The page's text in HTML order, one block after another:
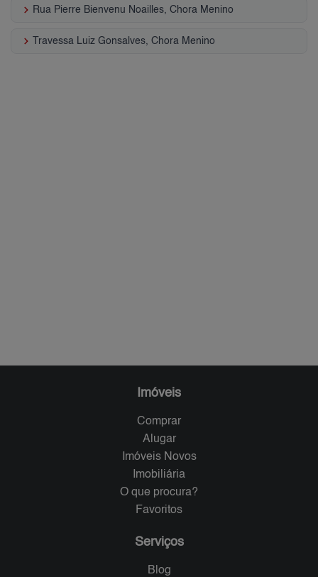
keyboard_arrow_right Rua Pierre Bienvenu Noailles, Chora Menino
keyboard_arrow_right Travessa Luiz Gonsalves, Chora Menino
Imóveis
Comprar
Alugar
Imóveis Novos
Imobiliária
O que procura?
Favoritos
Serviços
Blog